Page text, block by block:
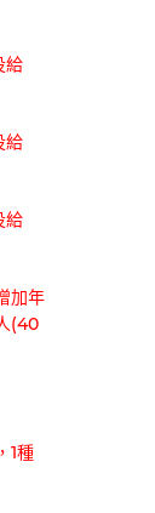
給
給
給
加年
(40
1種